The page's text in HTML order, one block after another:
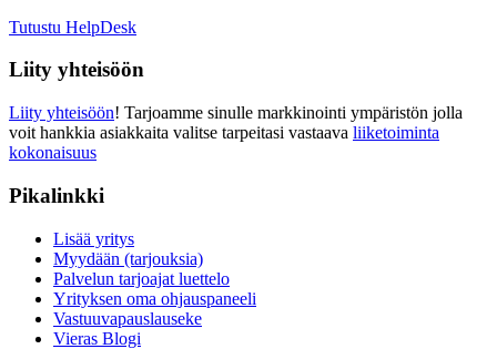
Tutustu HelpDesk
Liity yhteisöön
Liity yhteisöön! Tarjoamme sinulle markkinointi ympäristön jolla
voit hankkia asiakkaita valitse tarpeitasi vastaava liiketoiminta
kokonaisuus
Pikalinkki
Lisää yritys
Myydään (tarjouksia)
Palvelun tarjoajat luettelo
Yrityksen oma ohjauspaneeli
Vastuuvapauslauseke
Vieras Blogi